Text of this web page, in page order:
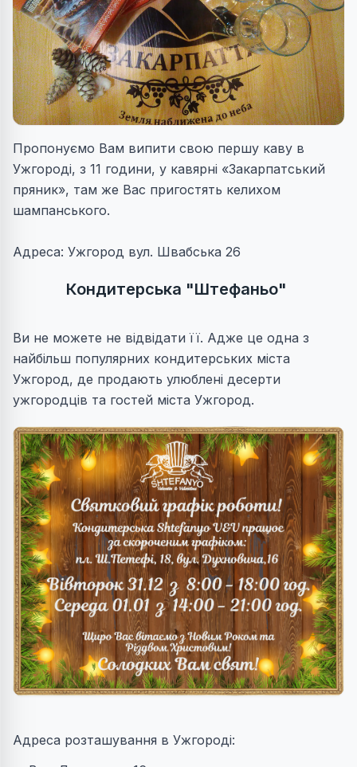
Пропонуємо Вам випити свою першу каву в
Ужгороді, з 11 години, у кавярні «Закарпатський
пряник», там же Вас пригостять келихом
шампанського.
Адреса: Ужгород вул. Швабська 26
Кондитерська "Штефаньо"
Ви не можете не відвідати її. Адже це одна з
найбільш популярних кондитерських міста
Ужгород, де продають улюблені десерти
ужгородців та гостей міста Ужгород.
Адреса розташування в Ужгороді: